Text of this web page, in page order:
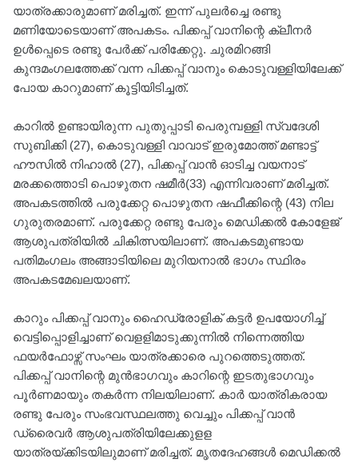
യാത്രക്കാരുമാണ് മരിച്ചത്. ഇന്ന് പുലര്‍ച്ചെ രണ്ടു
മണിയോടെയാണ് അപകടം. പിക്കപ്പ് വാനിന്റെ ക്ലീനർ
ഉൾപ്പെടെ രണ്ടു പേർക്ക് പരിക്കേറ്റു. ചുരമിറങ്ങി
കുന്ദമംഗലത്തേക്ക് വന്ന പിക്കപ്പ് വാനും കൊടുവള്ളിയിലേക്ക്
പോയ കാറുമാണ് കൂട്ടിയിടിച്ചത്.
കാറിൽ ഉണ്ടായിരുന്ന പുതുപ്പാടി പെരുമ്പള്ളി സ്വദേശി
സുബിക്കി (27), കൊടുവള്ളി വാവാട് ഇരുമോത്ത് മണ്ടാട്ട്
ഹൗസിൽ നിഹാൽ (27), പിക്കപ്പ് വാൻ ഓടിച്ച വയനാട്
മരക്കത്തൊടി പൊഴുതന ഷമീർ(33) എന്നിവരാണ് മരിച്ചത്.
അപകടത്തിൽ പരുക്കേറ്റ പൊഴുതന ഷഫീക്കിന്റെ (43) നില
ഗുരുതരമാണ്. പരുക്കേറ്റ രണ്ടു പേരും മെഡിക്കൽ കോളേജ്
ആശുപത്രിയിൽ ചികിത്സയിലാണ്. അപകടമുണ്ടായ
പതിമംഗലം അങ്ങാടിയിലെ മുറിയനാൽ ഭാഗം സ്ഥിരം
അപകടമേഖലയാണ്.
കാറും പിക്കപ്പ് വാനും ഹൈഡ്രോളിക് കട്ടർ ഉപയോഗിച്ച്
വെട്ടിപ്പൊളിച്ചാണ് വെളളിമാടുക്കുന്നിൽ നിന്നെത്തിയ
ഫയർഫോഴ്സ് സംഘം യാത്രക്കാരെ പുറത്തെടുത്തത്.
പിക്കപ്പ് വാനിന്റെ മുൻഭാഗവും കാറിന്റെ ഇടതുഭാഗവും
പൂർണമായും തകർന്ന നിലയിലാണ്. കാർ യാത്രികരായ
രണ്ടു പേരും സംഭവസ്ഥലത്തു വെച്ചും പിക്കപ്പ് വാൻ
ഡ്രൈവർ ആശുപത്രിയിലേക്കുളള
യാത്രയ്ക്കിടയിലുമാണ് മരിച്ചത്. മൃതദേഹങ്ങൾ മെഡിക്കൽ